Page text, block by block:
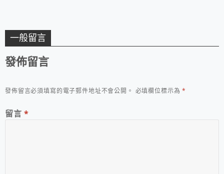
一般留言
發佈留言
發佈留言必須填寫的電子郵件地址不會公開。 必填欄位標示為*
留言 *